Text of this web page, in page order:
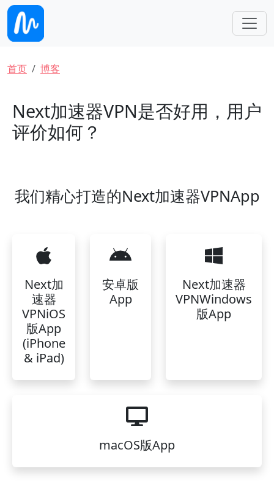
跳转到主要内容
面包屑
首页 博客
Next加速器VPN是否好用，用户
评价如何？
我们精心打造的Next加速器VPNApp
Next加
速器
VPNiOS
版App
(iPhone
& iPad)
安卓版
App
Next加速器
VPNWindows
版App
macOS版App